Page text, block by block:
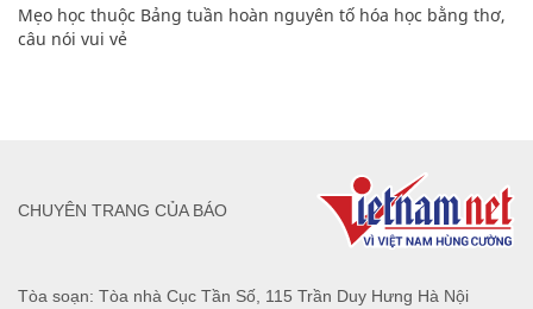
Mẹo học thuộc Bảng tuần hoàn nguyên tố hóa học bằng thơ,
câu nói vui vẻ
Tòa soạn: Tòa nhà Cục Tần Số, 115 Trần Duy Hưng Hà Nội
CHUYÊN TRANG CỦA BÁO